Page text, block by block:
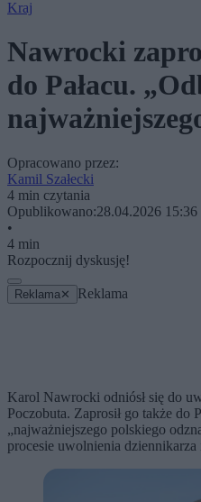
Kraj
Nawrocki
do Pałacu.
Opracowano przez:
Kamil Szałecki
4 min czytania
Opublikowano:28.04.2026 15:36
•
4 min
Rozpocznij dyskusję!
Reklama ✕ Reklama
Karol Nawrocki odniósł się do
Poczobuta. Zaprosił go także do
„najważniejszego polskiego
procesie uwolnienia dziennikarza